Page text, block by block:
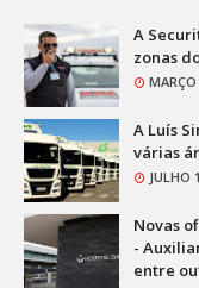
A
zonas
A Luís
várias
JULHO
Novas
-
entre